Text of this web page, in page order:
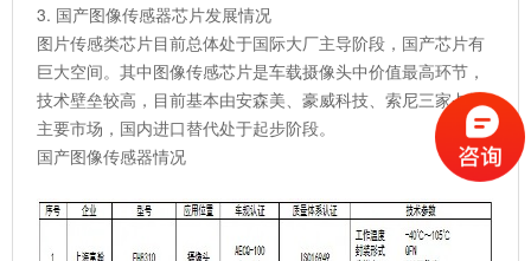
3. 国产图像传感器芯片发展情况
图片传感类芯片目前总体处于国际大厂主导阶段，国产芯片有
巨大空间。其中图像传感芯片是车载摄像头中价值最高环节，
技术壁垒较高，目前基本由安森美、豪威科技、索尼三家占据
主要市场，国内进口替代处于起步阶段。
国产图像传感器情况